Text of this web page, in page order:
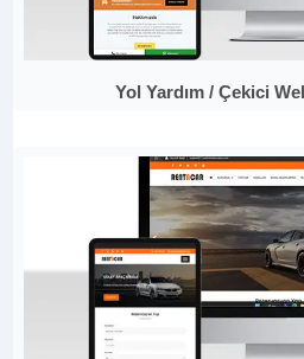
Yol Yardım / Çekici